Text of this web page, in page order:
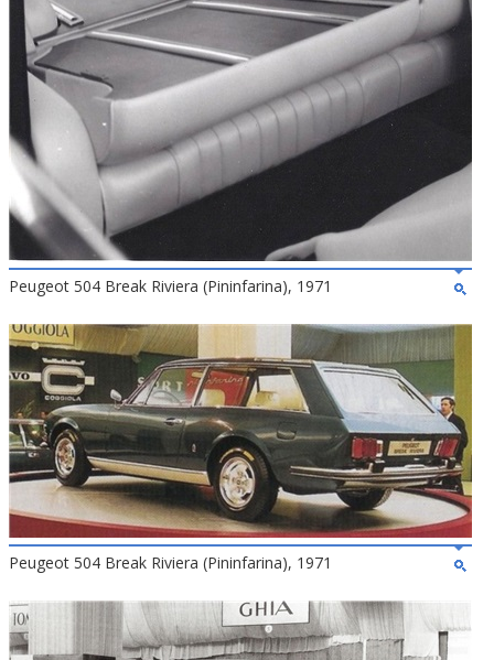
Peugeot 504 Break Riviera (Pininfarina), 1971
Peugeot 504 Break Riviera (Pininfarina), 1971